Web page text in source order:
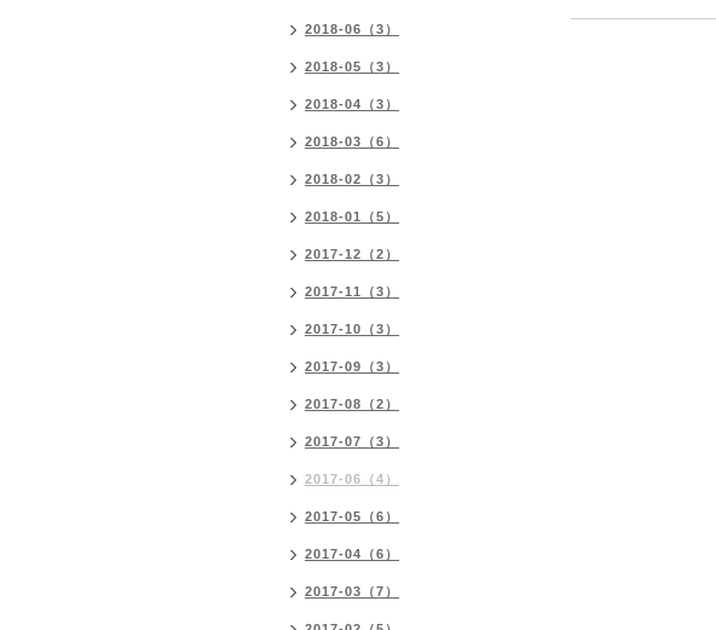
2018-06（3）
2018-05（3）
2018-04（3）
2018-03（6）
2018-02（3）
2018-01（5）
2017-12（2）
2017-11（3）
2017-10（3）
2017-09（3）
2017-08（2）
2017-07（3）
2017-06（4）
2017-05（6）
2017-04（6）
2017-03（7）